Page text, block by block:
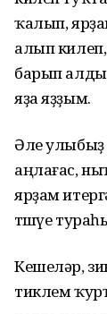
ҡалып,
алып
барып
яҙа яҙҙым.
Әле
аңлағас,
ярҙам
төшөүе
Кешеләр,
тиклем